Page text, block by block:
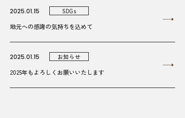
2025.01.15 SDGs
地元への感謝の気持ちを込めて
2025.01.15 お知らせ
2025年もよろしくお願いいたします